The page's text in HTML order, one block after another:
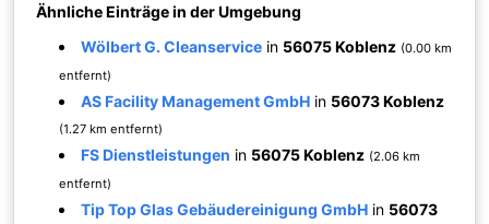
Ähnliche Einträge in der Umgebung
Wölbert G. Cleanservice in 56075 Koblenz (0.00 km
entfernt)
AS Facility Management GmbH in 56073 Koblenz
(1.27 km entfernt)
FS Dienstleistungen in 56075 Koblenz (2.06 km
entfernt)
Tip Top Glas Gebäudereinigung GmbH in 56073